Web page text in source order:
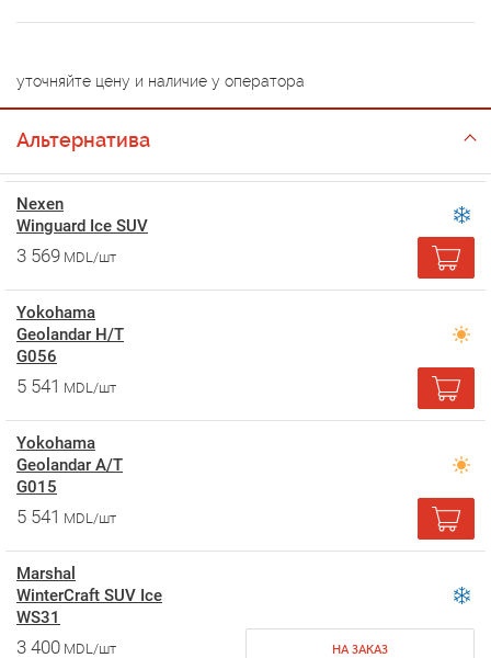
уточняйте цену и наличие у оператора
Альтернатива
Nexen
Winguard Ice SUV
3 569 MDL/шт
Yokohama
Geolandar H/T
G056
5 541 MDL/шт
Yokohama
Geolandar A/T
G015
5 541 MDL/шт
Marshal
WinterCraft SUV Ice
WS31
3 400 MDL/шт НА ЗАКАЗ